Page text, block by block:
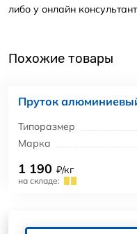
либо у онлайн
Похожие товары
Пруток
Типоразмер
Марка
1 190 ₽/кг
на складе: